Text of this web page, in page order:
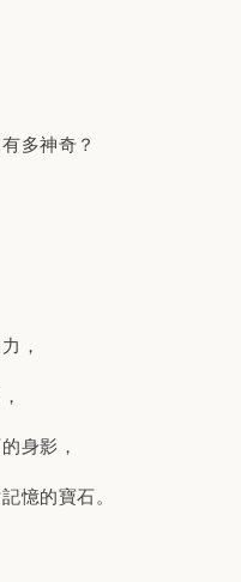
多神奇？
，
身影，
憶的寶石。